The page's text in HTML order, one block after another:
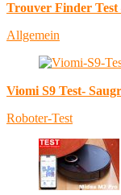
Trouver Finder
Allgemein
Viomi S9 Test-
Roboter-Test